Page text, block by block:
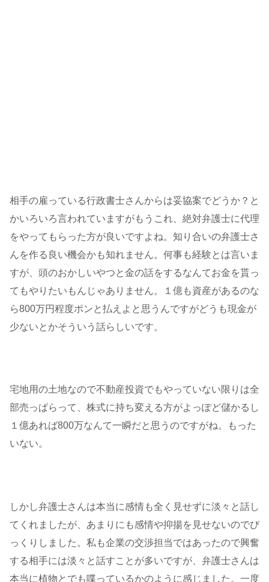
相手の雇っている行政書士さんからは妥協案でどうか？と
かいろいろ言われていますがもうこれ、絶対弁護士に代理
をやってもらった方が良いですよね。知り合いの弁護士さ
んを作る良い機会かも知れません。何事も経験とは言いま
すが、頭のおかしいやつと金の話をするなんてお金を貰っ
てもやりたいもんじゃありません。１億も資産があるのな
ら800万円程度ポンと払えよと思うんですがどうも現金が
少ないとかそういう話らしいです。
宅地用の土地なので不動産投資でもやっていない限りは全
部売っぱらって、株式に持ち変える方がよっぽど儲かるし
１億あれば800万なんて一瞬だと思うのですがね。もった
いない。
しかし弁護士さんは本当に感情も全く見せずに淡々と話し
てくれましたが、あまりにも感情や抑揚を見せないのでび
っくりしました。私も企業の交渉担当ではあったので興奮
する相手には淡々と話すことが多いですが、弁護士さんは
本当に植物とでも喋っているかのように感じました。一度